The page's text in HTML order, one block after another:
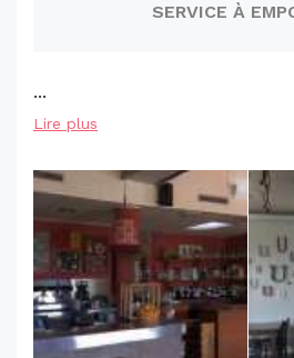
SERVICE À
...
Lire plus